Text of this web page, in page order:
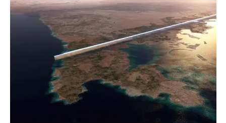
HOUSE
LIFESTYLE
MOTORS
SOUND
SPORT